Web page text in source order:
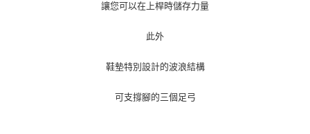
讓您可以在上桿時儲存力量
此外
鞋墊特別設計的波浪結構
可支撐腳的三個足弓